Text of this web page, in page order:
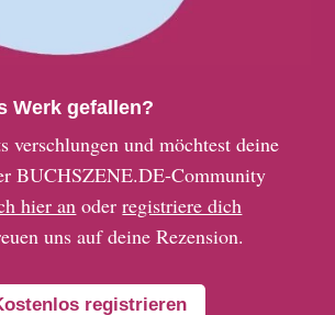
Werk gefallen?
verschlungen und möchtest deine
BUCHSZENE.DE-Community
hier an oderregistriere dich
uns auf deine Rezension.
registrieren